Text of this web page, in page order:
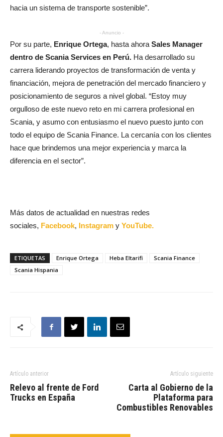
hacia un sistema de transporte sostenible”.
- Anuncio -
Por su parte, Enrique Ortega, hasta ahora Sales Manager
dentro de Scania Services en Perú. Ha desarrollado su
carrera liderando proyectos de transformación de venta y
financiación, mejora de penetración del mercado financiero y
posicionamiento de seguros a nivel global. “Estoy muy
orgulloso de este nuevo reto en mi carrera profesional en
Scania, y asumo con entusiasmo el nuevo puesto junto con
todo el equipo de Scania Finance. La cercanía con los clientes
hace que brindemos una mejor experiencia y marca la
diferencia en el sector”.
Más datos de actualidad en nuestras redes
sociales, Facebook, Instagram y YouTube.
ETIQUETAS Enrique Ortega Heba Eltarifi
Scania Finance
Scania Hispania
Artículo anterior
Relevo al frente de Ford
Trucks en España
Artículo siguiente
Carta al Gobierno de la
Plataforma para
Combustibles Renovables